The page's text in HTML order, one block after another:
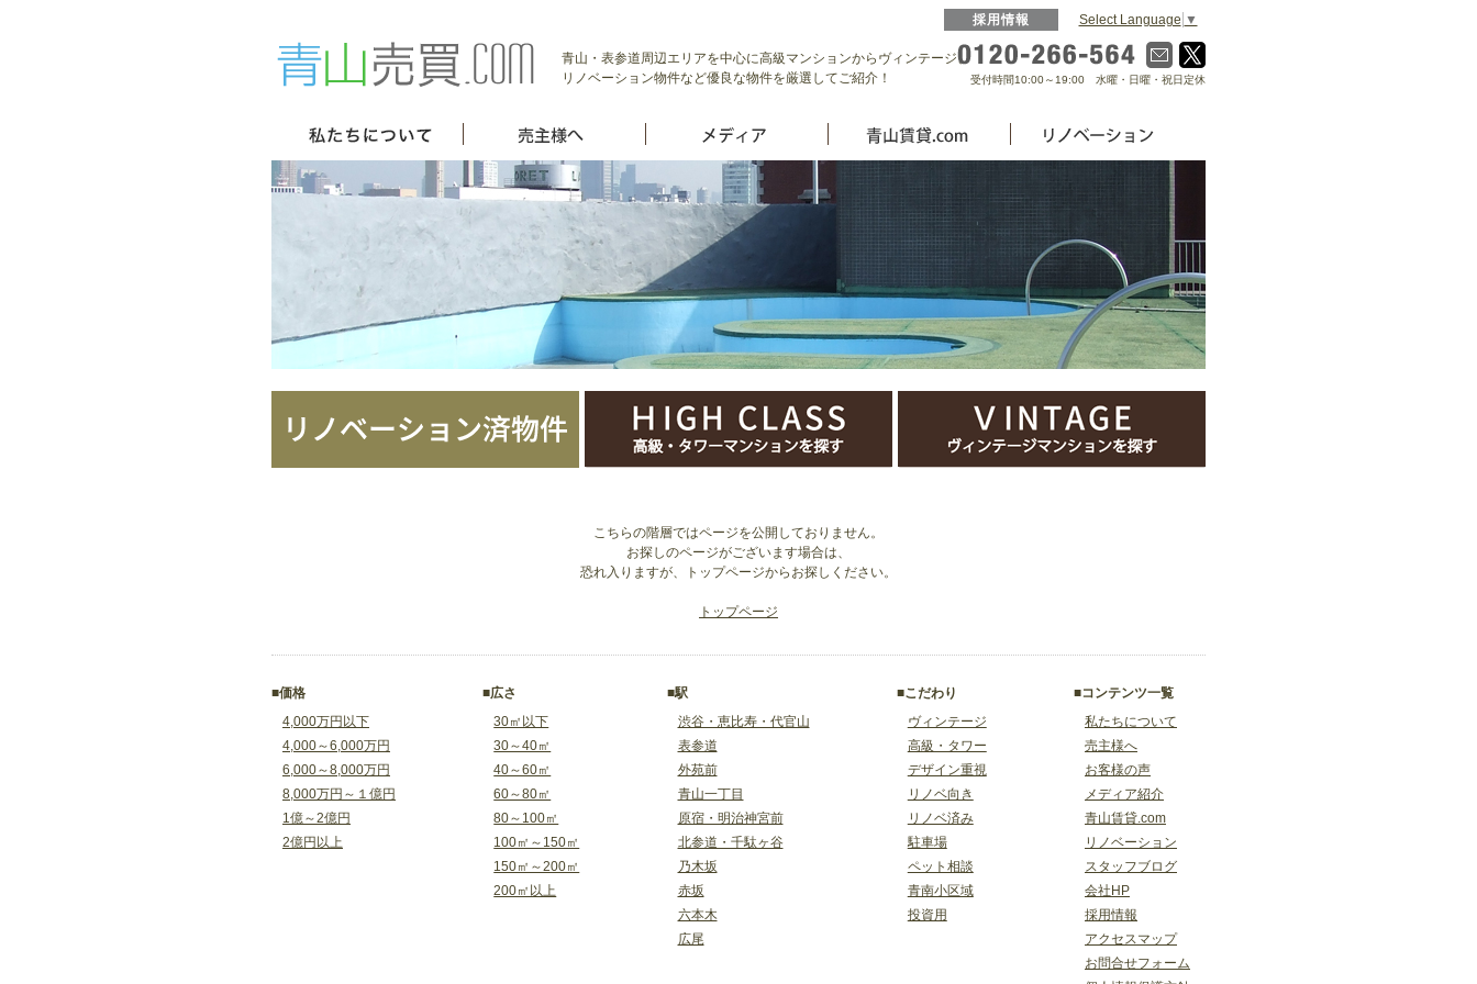
青山・表参道周辺エリアを中心に高級マンションからヴィンテージ、
リノベーション物件など優良な物件を厳選してご紹介！
採用情報 Select Language ▼
0120-266-564
受付時間10:00～19:00 水曜・日曜・祝日定休
こちらの階層ではページを公開しておりません。
お探しのページがございます場合は、
恐れ入りますが、トップページからお探しください。
トップページ
■価格
4,000万円以下
4,000～6,000万円
6,000～8,000万円
8,000万円～１億円
1億～2億円
2億円以上
■広さ
30㎡以下
30～40㎡
40～60㎡
60～80㎡
80～100㎡
100㎡～150㎡
150㎡～200㎡
200㎡以上
■駅
渋谷・恵比寿・代官山
表参道
外苑前
青山一丁目
原宿・明治神宮前
北参道・千駄ヶ谷
乃木坂
赤坂
六本木
広尾
■こだわり
ヴィンテージ
高級・タワー
デザイン重視
リノベ向き
リノベ済み
駐車場
ペット相談
青南小区域
投資用
■コンテンツ一覧
私たちについて
売主様へ
お客様の声
メディア紹介
青山賃貸.com
リノベーション
スタッフブログ
会社HP
採用情報
アクセスマップ
お問合せフォーム